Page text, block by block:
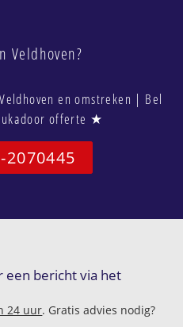
Veldhoven?
en omstreken | Bel
offerte ★
2070445
een bericht via het
24 uur. Gratis advies nodig?